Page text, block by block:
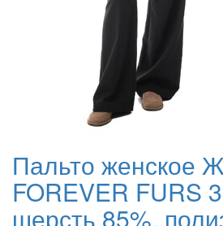
Пальто женское
FOREVER FURS
шерсть 85%,